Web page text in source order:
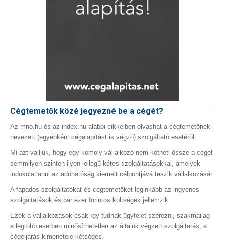
Cégtemetők közé jegyezné be a cégét?
Az mno.hu és az index.hu alábbi cikkeiben olvashat a cégtemetőnek
nevezett (egyébként cégalapítást is végző) szolgáltató esetéről.
Mi azt valljuk, hogy egy komoly vállalkozó nem kötheti össze a cégét
semmilyen szinten ilyen jellegű kétes szolgáltatásokkal, amelyek
indokolatlanul az adóhatóság kiemelt célpontjává teszik vállalkozását.
A fapados szolgáltatókat és cégtemetőket leginkább az ingyenes
szolgáltatások és pár ezer forintos költségek jellemzik.
Ezek a vállalkozások csak így tudnak ügyfelet szerezni, szakmailag
a legtöbb esetben minősíthetetlen az általuk végzett szolgáltatás, a
cégeljárás kimenetele kétséges.